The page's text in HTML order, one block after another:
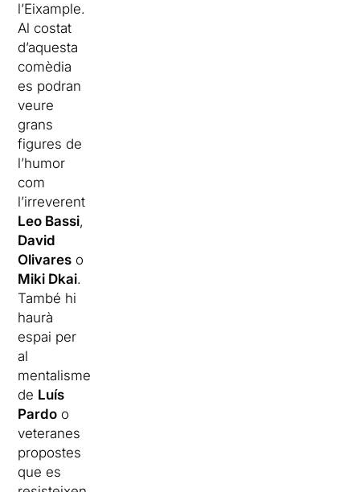
l’Eixample.
Al costat
d’aquesta
comèdia
es podran
veure
grans
figures de
l’humor
com
l’irreverent
Leo Bassi,
David
Olivares o
Miki Dkai.
També hi
haurà
espai per
al
mentalisme
de Luís
Pardo o
veteranes
propostes
que es